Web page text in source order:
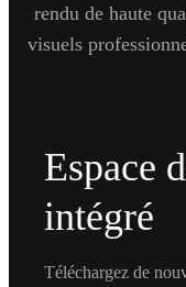
rendu de haute
visuels
Espace
intégré
Téléchargez de